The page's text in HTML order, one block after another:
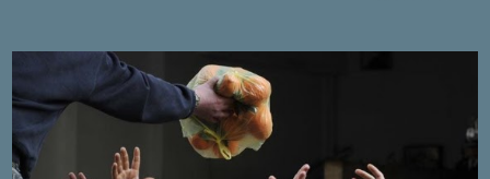
Ζέρβα με την πορεία τους που ολοκληρώθηκε με τη νίκη τους στον
τελικό επί της Λιθουανίας, υπάρχουν και τα δυσάρεστα. Τα πολύ
δυσάρεστα...